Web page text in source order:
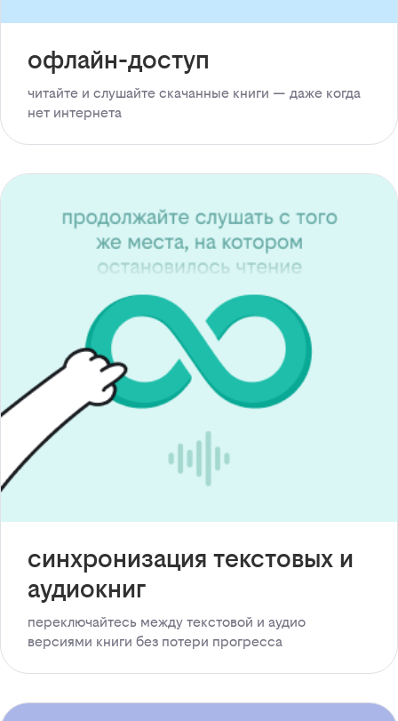
офлайн-доступ
читайте и слушайте скачанные книги — даже когда
нет интернета
синхронизация текстовых и
аудиокниг
переключайтесь между текстовой и аудио
версиями книги без потери прогресса